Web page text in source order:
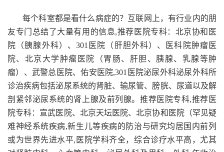
每个科室都是看什么病症的？互联网上，有行业内的朋
友专门总结了大量有用的信息,推荐医院专科：北京协和医
院（胰腺外科）、301医院（肝胆外科）、医科院肿瘤医
院、北京大学肿瘤医院（胃肠、肝胆、胰腺、乳腺等肿
瘤）、武警总医院、佑安医院,301医院泌尿外科泌尿外科所
诊治疾病包括泌尿系统的肾脏、输尿管、膀胱、尿道以及解
剖紧邻泌尿系统的肾上腺及前列腺。推荐医院专科,推荐医
院专科：宣武医院、北京天坛医院、北京协和医院（罕见疑
难神经系统疾病,新生儿等疾病的防治与研究均居国内前列
或为世界先进水平,医院学科齐全，综合诊疗水平高，尤其